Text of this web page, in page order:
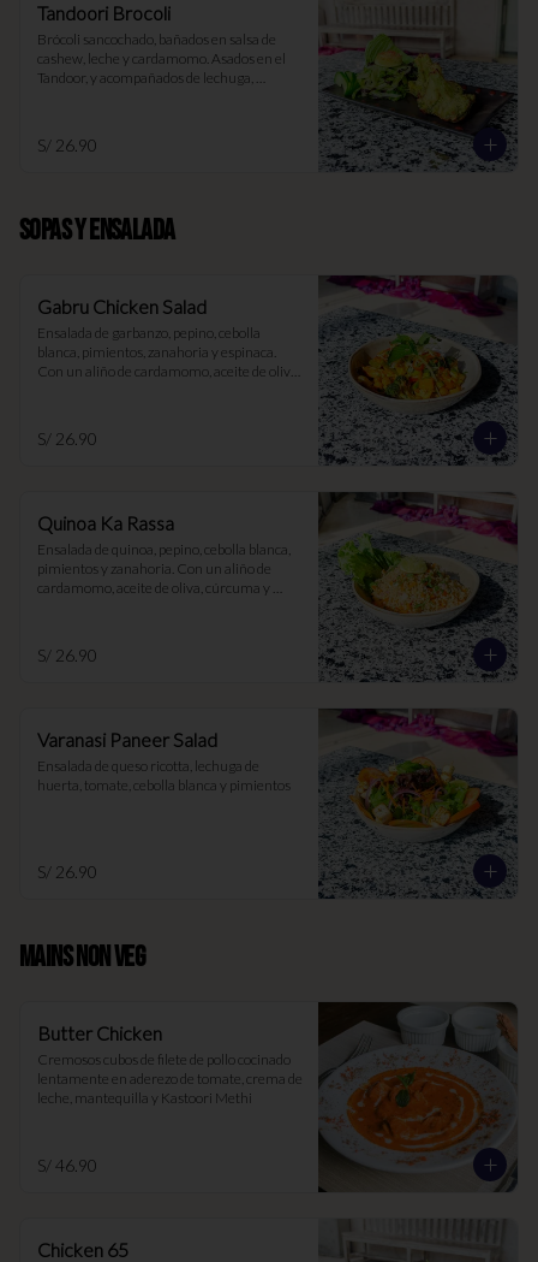
Tandoori Brocoli
Brócoli sancochado, bañados en salsa de
cashew, leche y cardamomo. Asados en el
Tandoor, y acompañados de lechuga,
S/ 26.90
SOPAS Y ENSALADA
Gabru Chicken Salad
Ensalada de garbanzo, pepino, cebolla
blanca, pimientos, zanahoria y espinaca.
Con un aliño de cardamomo, aceite de oliva,
S/ 26.90
Quinoa Ka Rassa
Ensalada de quinoa, pepino, cebolla blanca,
pimientos y zanahoria. Con un aliño de
cardamomo, aceite de oliva, cúrcuma y
S/ 26.90
Varanasi Paneer Salad
Ensalada de queso ricotta, lechuga de
huerta, tomate, cebolla blanca y pimientos
S/ 26.90
MAINS NON VEG
Butter Chicken
Cremosos cubos de filete de pollo cocinado
lentamente en aderezo de tomate, crema de
leche, mantequilla y Kastoori Methi
S/ 46.90
Chicken 65